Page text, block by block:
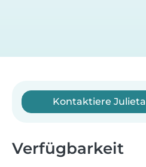
Kontaktiere Julieta
Verfügbarkeit